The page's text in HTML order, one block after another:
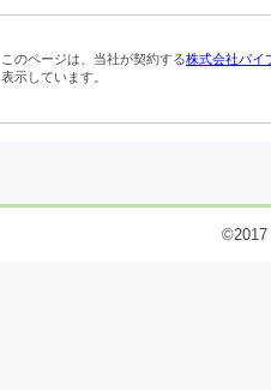
このページは、当社が契約する株式会社パイ
表示しています。
©2017